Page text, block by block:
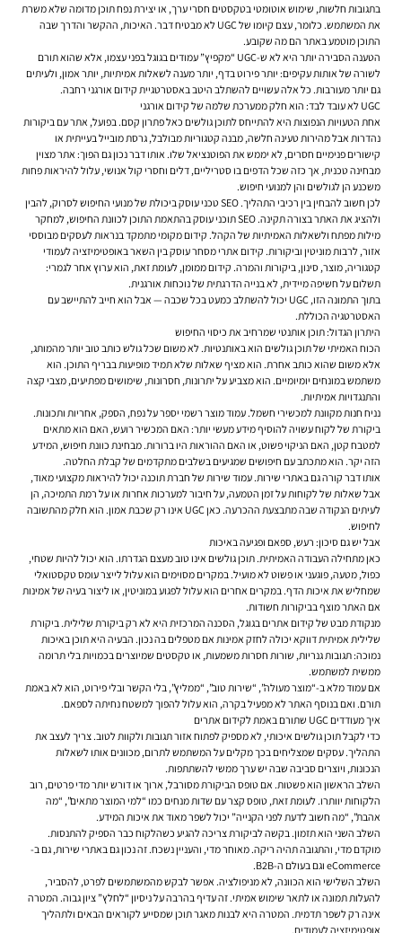
בתגובות חלשות, שימוש אוטומטי בטקסטים חסרי ערך, או יצירת נפח תוכן מדומה שלא משרת
את המשתמש. כלומר, עצם קיומו של UGC לא מבטיח דבר. האיכות, ההקשר והדרך שבה
התוכן מוטמע באתר הם מה שקובע.
הטענה הסבירה יותר היא לא ש-UGC “מקפיץ” עמודים בגוגל בפני עצמו, אלא שהוא תורם
לשורה של אותות עקיפים: יותר פירוט בדף, יותר מענה לשאלות אמיתיות, יותר אמון, ולעיתים
גם יותר מעורבות. כל אלה עשויים להשתלב היטב באסטרטגיית קידום אורגני רחבה.
UGC לא עובד לבד: הוא חלק ממערכת שלמה של קידום אורגני
אחת הטעויות הנפוצות היא להתייחס לתוכן גולשים כאל פתרון קסם. בפועל, אתר עם ביקורות
נהדרות אבל מהירות טעינה חלשה, מבנה קטגוריות מבולבל, גרסת מובייל בעייתית או
קישורים פנימיים חסרים, לא יממש את הפוטנציאל שלו. אותו דבר נכון גם הפוך: אתר מצוין
מבחינה טכנית, אך כזה שכל הדפים בו סטריליים, דלים וחסרי קול אנושי, עלול להיראות פחות
משכנע הן לגולשים והן למנועי חיפוש.
לכן חשוב להבחין בין רכיבי התהליך. SEO טכני עוסק ביכולת של מנועי החיפוש לסרוק, להבין
ולהציג את האתר בצורה תקינה. SEO תוכני עוסק בהתאמת התוכן לכוונת החיפוש, למחקר
מילות מפתח ולשאלות האמיתיות של הקהל. קידום מקומי מתמקד בנראות לעסקים מבוססי
אזור, לרבות מוניטין וביקורות. קידום אתרי מסחר עוסק בין השאר באופטימיזציה לעמודי
קטגוריה, מוצר, סינון, ביקורות והמרה. קידום ממומן, לעומת זאת, הוא ערוץ אחר לגמרי:
תשלום על חשיפה מיידית, לא בנייה הדרגתית של נוכחות אורגנית.
בתוך התמונה הזו, UGC יכול להשתלב כמעט בכל שכבה — אבל הוא חייב להתיישב עם
האסטרטגיה הכוללת.
היתרון הגדול: תוכן אותנטי שמרחיב את כיסוי החיפוש
הכוח האמיתי של תוכן גולשים הוא באותנטיות. לא משום שכל גולש כותב טוב יותר מהמותג,
אלא משום שהוא כותב אחרת. הוא מציף שאלות שלא תמיד מופיעות בבריף התוכן. הוא
משתמש במונחים יומיומיים. הוא מצביע על יתרונות, חסרונות, שימושים מפתיעים, מצבי קצה
והתנגדויות אמיתיות.
נניח חנות מקוונת למכשירי חשמל. עמוד מוצר רשמי יספר על נפח, הספק, אחריות ותכונות.
ביקורת של לקוח עשויה להוסיף מידע מעשי יותר: האם המכשיר רועש, האם הוא מתאים
למטבח קטן, האם הניקוי פשוט, או האם ההוראות היו ברורות. מבחינת כוונת חיפוש, המידע
הזה יקר. הוא מתכתב עם חיפושים שמגיעים בשלבים מתקדמים של קבלת החלטה.
אותו דבר קורה גם באתרי שירות. עמוד שירות של חברת תוכנה יכול להיראות מקצועי מאוד,
אבל שאלות של לקוחות על זמן הטמעה, על חיבור למערכות אחרות או על רמת התמיכה, הן
לעיתים הנקודה שבה מתבצעת ההכרעה. כאן UGC אינו רק שכבת אמון. הוא חלק מהתשובה
לחיפוש.
אבל יש גם סיכון: רעש, ספאם ופגיעה באיכות
כאן מתחילה העבודה האמיתית. תוכן גולשים אינו טוב מעצם הגדרתו. הוא יכול להיות שטחי,
כפול, מטעה, פוגעני או פשוט לא מועיל. במקרים מסוימים הוא עלול לייצר עומס טקסטואלי
שמחליש את איכות הדף. במקרים אחרים הוא עלול לפגוע במוניטין, או ליצור בעיה של אמינות
אם האתר מוצף בביקורות חשודות.
מנקודת מבט של קידום אתרים בגוגל, הסכנה המרכזית היא לא רק ביקורת שלילית. ביקורת
שלילית אמיתית דווקא יכולה לחזק אמינות אם מטפלים בה נכון. הבעיה היא תוכן באיכות
נמוכה: תגובות גנריות, שורות חסרות משמעות, או טקסטים שמיוצרים בכמויות בלי תרומה
ממשית למשתמש.
אם עמוד מלא ב-“מוצר מעולה”, “שירות טוב”, “ממליץ”, בלי הקשר ובלי פירוט, הוא לא באמת
תורם. ואם בנוסף האתר לא מפעיל בקרה, הוא עלול להפוך למשטח נחיתה לספאם.
איך מעודדים UGC שתורם באמת לקידום אתרים
כדי לקבל תוכן גולשים איכותי, לא מספיק לפתוח אזור תגובות ולקוות לטוב. צריך לעצב את
התהליך. עסקים שמצליחים בכך מקלים על המשתמש לתרום, מכוונים אותו לשאלות
הנכונות, ויוצרים סביבה שבה יש ערך ממשי להשתתפות.
השלב הראשון הוא פשטות. אם טופס הביקורת מסורבל, ארוך או דורש יותר מדי פרטים, רוב
הלקוחות יוותרו. לעומת זאת, טופס קצר עם שדות מנחים כמו “למי המוצר מתאים”, “מה
אהבת”, “מה חשוב לדעת לפני הקנייה” יכול לשפר מאוד את איכות המידע.
השלב השני הוא תזמון. בקשה לביקורת צריכה להגיע כשהלקוח כבר הספיק להתנסות.
מוקדם מדי, והתגובה תהיה ריקה. מאוחר מדי, והעניין נשכח. זה נכון גם באתרי שירות, גם ב-
eCommerce וגם בעולם ה-B2B.
השלב השלישי הוא הכוונה, לא מניפולציה. אפשר לבקש מהמשתמשים לפרט, להסביר,
להעלות תמונה או לתאר שימוש אמיתי. זה עדיף בהרבה על ניסיון “לחלץ” ציון גבוה. המטרה
אינה רק לשפר תדמית. המטרה היא לבנות מאגר תוכן שמסייע לקוראים הבאים ולתהליך
אופטימיזציה לעמודים.